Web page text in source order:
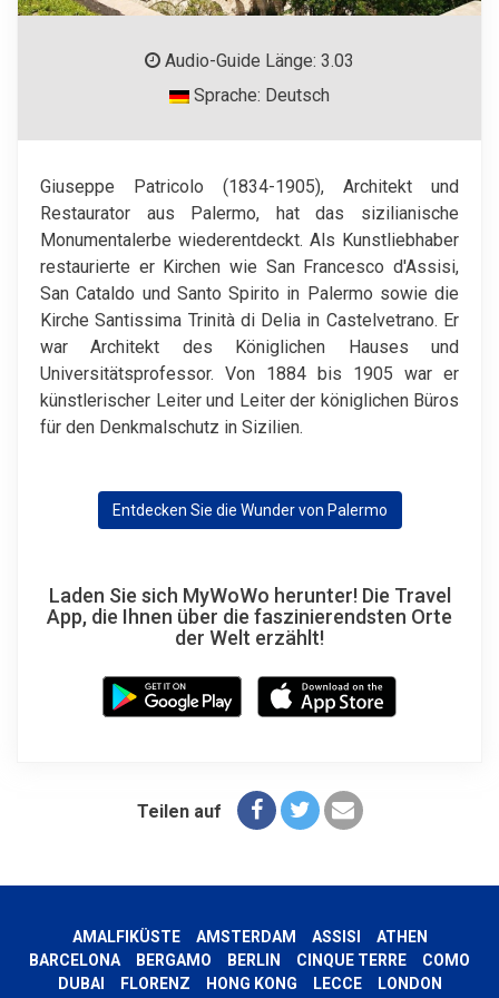
Audio-Guide Länge: 3.03
Sprache: Deutsch
Giuseppe Patricolo (1834-1905), Architekt und
Restaurator aus Palermo, hat das sizilianische
Monumentalerbe wiederentdeckt. Als Kunstliebhaber
restaurierte er Kirchen wie San Francesco d'Assisi,
San Cataldo und Santo Spirito in Palermo sowie die
Kirche Santissima Trinità di Delia in Castelvetrano. Er
war Architekt des Königlichen Hauses und
Universitätsprofessor. Von 1884 bis 1905 war er
künstlerischer Leiter und Leiter der königlichen Büros
für den Denkmalschutz in Sizilien.
Entdecken Sie die Wunder von Palermo
Laden Sie sich MyWoWo herunter! Die Travel
App, die Ihnen über die faszinierendsten Orte
der Welt erzählt!
Teilen auf
AMALFIKÜSTE AMSTERDAM ASSISI
ATHEN
BARCELONA
BERGAMO BERLIN CINQUE TERRE
COMO
DUBAI
FLORENZ HONG KONG LECCE LONDON